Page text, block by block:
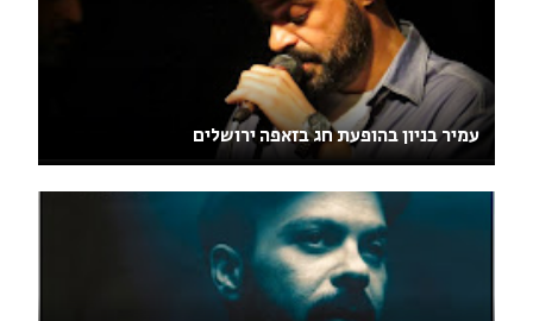
עמיר בניון בהופעת חג בזאפה ירושלים